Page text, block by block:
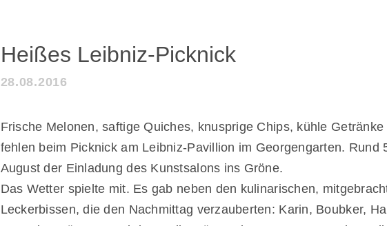
Heißes Leibniz-Picknick
28.08.2016
Frische Melonen, saftige Quiches, knusprige Chips, kühle
fehlen beim Picknick am Leibniz-Pavillion im Georgengarten. Rund
August der Einladung des Kunstsalons ins Gröne.
Das Wetter spielte mit. Es gab neben den kulinarischen,
Leckerbissen, die den Nachmittag verzauberten: Karin, Boubker,